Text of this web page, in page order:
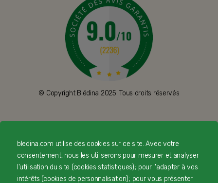
© Copyright Blédina 2025. Tous droits réservés
LIVRAISON
PAIEMENT SÉCURISÉ
bledina.com utilise des cookies sur ce site. Avec votre
consentement, nous les utiliserons pour mesurer et analyser
l'utilisation du site (cookies statistiques) ; pour l'adapter à vos
intérêts (cookies de personnalisation) ; pour vous présenter